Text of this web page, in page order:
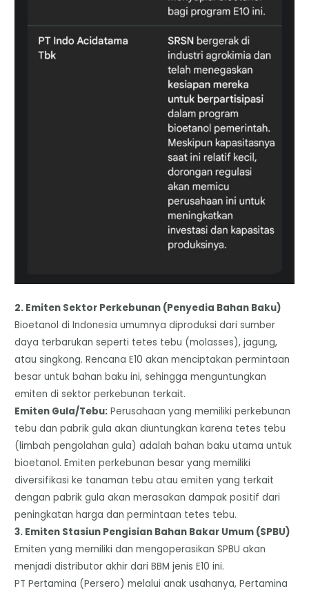
2. Emiten Sektor Perkebunan (Penyedia Bahan Baku)
​Bioetanol di Indonesia umumnya diproduksi dari sumber
daya terbarukan seperti tetes tebu (molasses), jagung,
atau singkong. Rencana E10 akan menciptakan permintaan
besar untuk bahan baku ini, sehingga menguntungkan
emiten di sektor perkebunan terkait.
​Emiten Gula/Tebu: Perusahaan yang memiliki perkebunan
tebu dan pabrik gula akan diuntungkan karena tetes tebu
(limbah pengolahan gula) adalah bahan baku utama untuk
bioetanol. Emiten perkebunan besar yang memiliki
diversifikasi ke tanaman tebu atau emiten yang terkait
dengan pabrik gula akan merasakan dampak positif dari
peningkatan harga dan permintaan tetes tebu.
​3. Emiten Stasiun Pengisian Bahan Bakar Umum (SPBU)
​Emiten yang memiliki dan mengoperasikan SPBU akan
menjadi distributor akhir dari BBM jenis E10 ini.
PT Pertamina (Persero) melalui anak usahanya, Pertamina